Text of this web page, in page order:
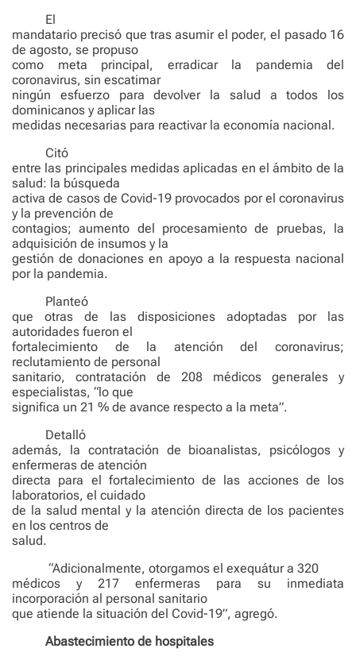
El
mandatario precisó que tras asumir el poder, el pasado 16
de agosto, se propuso
como meta principal, erradicar la pandemia del
coronavirus, sin escatimar
ningún esfuerzo para devolver la salud a todos los
dominicanos y aplicar las
medidas necesarias para reactivar la economía nacional.
Citó
entre las principales medidas aplicadas en el ámbito de la
salud: la búsqueda
activa de casos de Covid-19 provocados por el coronavirus
y la prevención de
contagios; aumento del procesamiento de pruebas, la
adquisición de insumos y la
gestión de donaciones en apoyo a la respuesta nacional
por la pandemia.
Planteó
que otras de las disposiciones adoptadas por las
autoridades fueron el
fortalecimiento de la atención del coronavirus;
reclutamiento de personal
sanitario, contratación de 208 médicos generales y
especialistas, “lo que
significa un 21 % de avance respecto a la meta”.
Detalló
además, la contratación de bioanalistas, psicólogos y
enfermeras de atención
directa para el fortalecimiento de las acciones de los
laboratorios, el cuidado
de la salud mental y la atención directa de los pacientes
en los centros de
salud.
“Adicionalmente, otorgamos el exequátur a 320
médicos y 217 enfermeras para su inmediata
incorporación al personal sanitario
que atiende la situación del Covid-19”, agregó.
Abastecimiento de hospitales